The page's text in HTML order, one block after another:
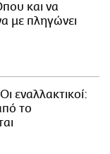
και να
με πληγώνει
εναλλακτικοί:
το